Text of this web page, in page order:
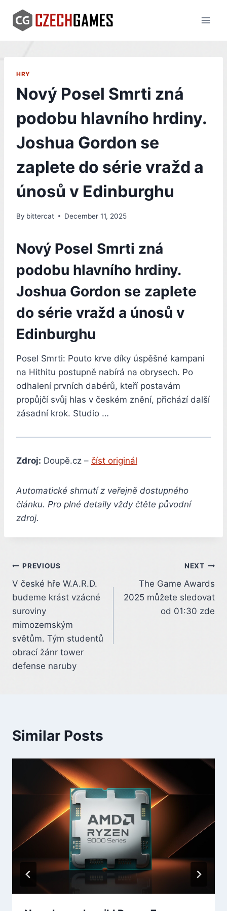
content
HRY
Nový Posel Smrti zná
podobu hlavního hrdiny.
Joshua Gordon se
zaplete do série vražd a
únosů v Edinburghu
By bittercat December 11, 2025
Nový Posel Smrti zná
podobu hlavního hrdiny.
Joshua Gordon se zaplete
do série vražd a únosů v
Edinburghu
Posel Smrti: Pouto krve díky úspěšné kampani
na Hithitu postupně nabírá na obrysech. Po
odhalení prvních dabérů, kteří postavám
propůjčí svůj hlas v českém znění, přichází další
zásadní krok. Studio …
Zdroj: Doupě.cz – číst originál
Automatické shrnutí z veřejně dostupného
článku. Pro plné detaily vždy čtěte původní
zdroj.
Post
navigation
PREVIOUS
V české hře W.A.R.D.
budeme krást vzácné
suroviny
mimozemským
světům. Tým studentů
obrací žánr tower
defense naruby
NEXT
The Game Awards
2025 můžete sledovat
od 01:30 zde
Similar Posts